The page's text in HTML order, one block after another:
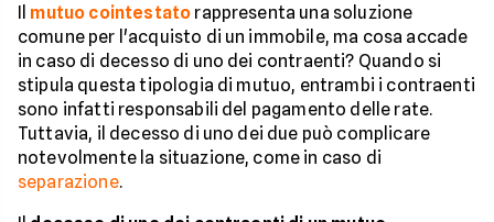
Il mutuo cointestato rappresenta una soluzione
comune per l'acquisto di un immobile, ma cosa accade
in caso di decesso di uno dei contraenti? Quando si
stipula questa tipologia di mutuo, entrambi i contraenti
sono infatti responsabili del pagamento delle rate.
Tuttavia, il decesso di uno dei due può complicare
notevolmente la situazione, come in caso di
separazione.